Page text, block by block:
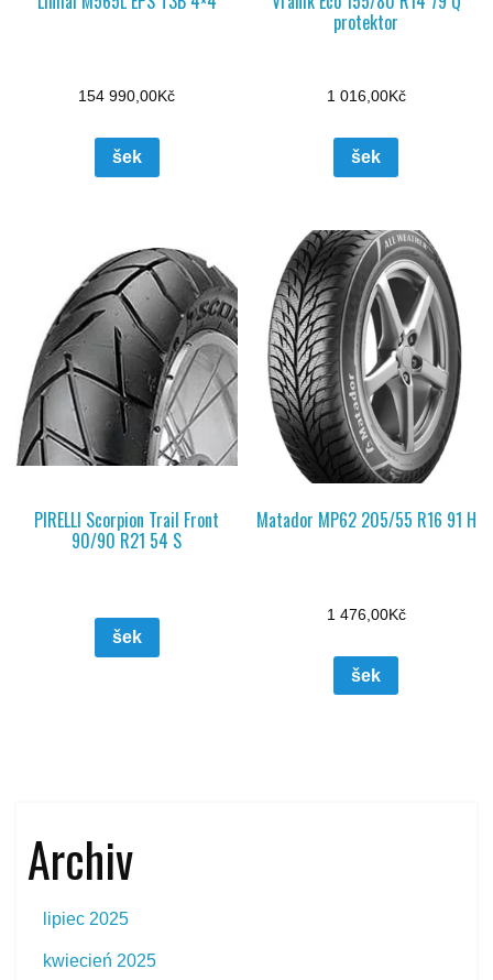
154 990,00Kč
šek
protektor
1 016,00Kč
šek
PIRELLI Scorpion Trail Front
90/90 R21 54 S
šek
Matador MP62 205/55 R16 91 H
1 476,00Kč
šek
Archiv
lipiec 2025
kwiecień 2025